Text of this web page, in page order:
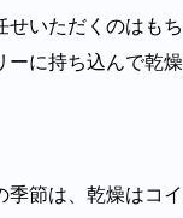
せいただくのはも
ーに持ち込んで乾
季節は、乾燥はコ